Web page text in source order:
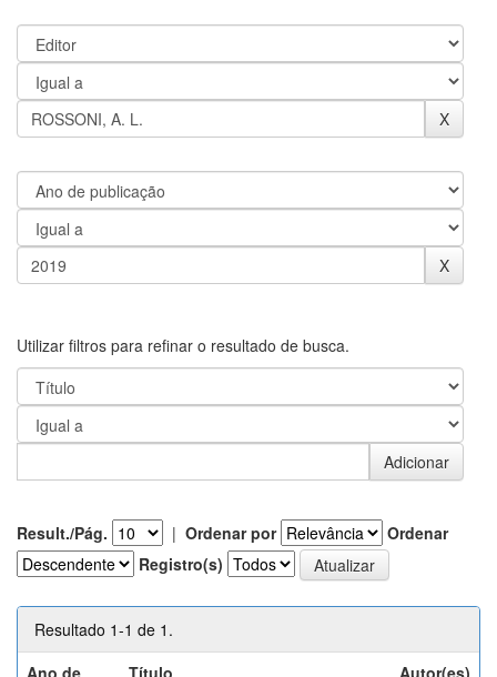
Utilizar filtros para refinar o resultado de busca.
Result./Pág. | Ordenar por
Ordenar
Registro(s)
Resultado 1-1 de 1.
Ano de
Título Autor(es)